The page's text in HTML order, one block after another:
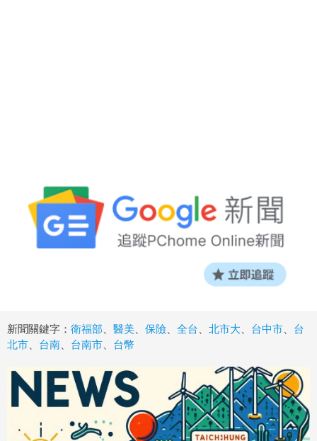
新聞關鍵字： 衛福部 醫美 保險 全台 北市大 台中市
台
北市
台南 台南市 台幣